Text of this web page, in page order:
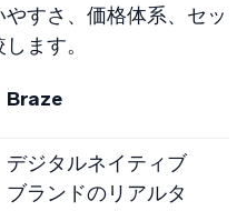
すさ、価格体系、セッ
ます。
Braze
デジタルネイティブ
ブランドのリアルタ